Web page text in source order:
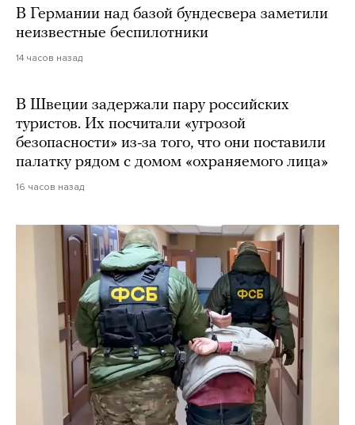
В Германии над базой бундесвера заметили
неизвестные беспилотники
14 часов назад
В Швеции задержали пару российских
туристов. Их посчитали «угрозой
безопасности» из-за того, что они поставили
палатку рядом с домом «охраняемого лица»
16 часов назад